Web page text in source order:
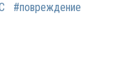
#повреждение